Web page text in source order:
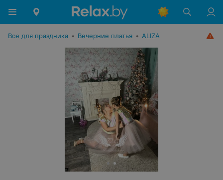
Все для праздника • Вечерние платья • ALIZA